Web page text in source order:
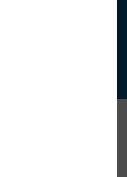
nuova collezione firmata